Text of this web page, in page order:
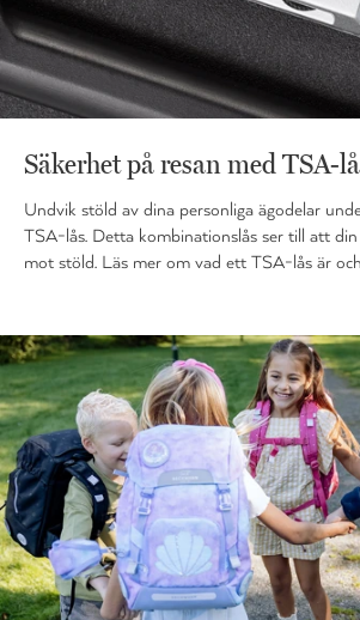
Säkerhet på resan med TSA-
Undvik stöld av dina personliga ägodelar
TSA-lås. Detta kombinationslås ser till att din
mot stöld. Läs mer om vad ett TSA-lås är